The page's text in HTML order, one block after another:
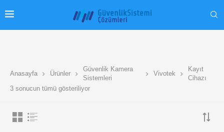
Anasayfa Ürünler
Güvenlik Kamera
Sistemleri
Vivotek
Kayıt
Cihazı
3 sonucun tümü gösteriliyor